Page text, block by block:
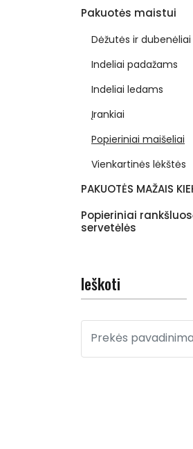
Pakuotės maistui
Dėžutės ir dubenėliai
Indeliai padažams
Indeliai ledams
Įrankiai
Popieriniai maišeliai
Vienkartinės lėkštės
PAKUOTĖS MAŽAIS
Popieriniai
servetėlės
Ieškoti